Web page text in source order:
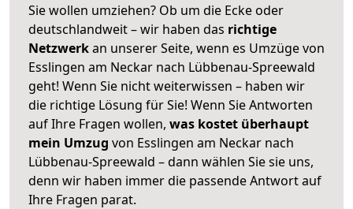
Sie wollen umziehen? Ob um die Ecke oder
deutschlandweit – wir haben das richtige
Netzwerkan unserer Seite, wenn es Umzüge von
Esslingen am Neckar nach Lübbenau-Spreewald
geht! Wenn Sie nicht weiterwissen – haben wir
die richtige Lösung für Sie! Wenn Sie Antworten
auf Ihre Fragen wollen, was kostet überhaupt
mein Umzug von Esslingen am Neckar nach
Lübbenau-Spreewald – dann wählen Sie sie uns,
denn wir haben immer die passende Antwort auf
Ihre Fragen parat.